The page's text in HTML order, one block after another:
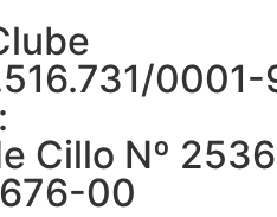
0001-
Cillo Nº
00